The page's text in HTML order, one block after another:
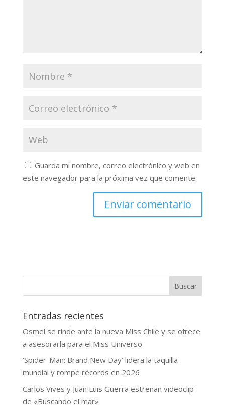
Guarda mi nombre, correo electrónico y web en
este navegador para la próxima vez que comente.
Buscar
Entradas recientes
Osmel se rinde ante la nueva Miss Chile y se ofrece
a asesorarla para el Miss Universo
‘Spider-Man: Brand New Day’ lidera la taquilla
mundial y rompe récords en 2026
Carlos Vives y Juan Luis Guerra estrenan videoclip
de «Buscando el mar»